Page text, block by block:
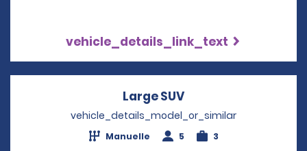
vehicle_details_link_text
Large SUV
vehicle_details_model_or_similar
Manuelle 5 3